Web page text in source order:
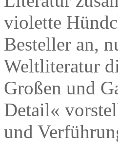
violette
Besteller an,
Weltliteratur
Großen und
Detail«
und